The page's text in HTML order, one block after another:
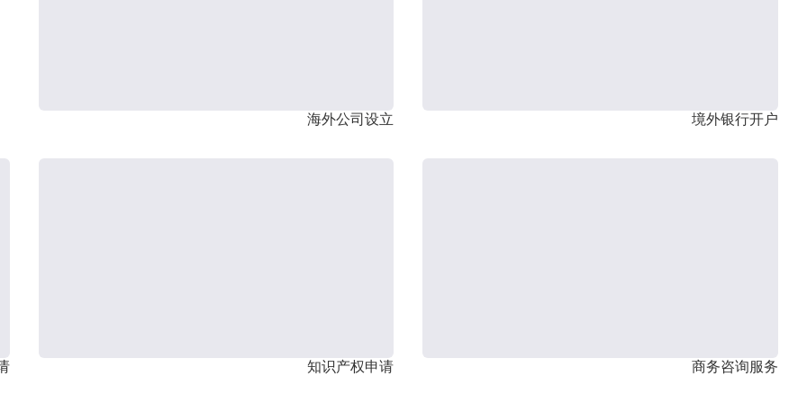
海外公司设立 境外银行开户
知识产权申请 商务咨询服务